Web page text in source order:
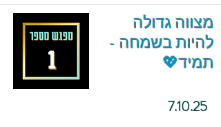
מצווה גדולה
להיות בשמחה -
תמיד💖
7.10.25